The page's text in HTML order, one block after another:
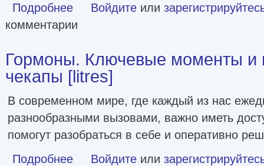
Подробнее о Анализы. Актуальные сведения по лабораторным
Войдите или
комментарии
Гормоны. Ключевые моменты и
чекапы [litres]
В современном мире, где каждый из нас
разнообразными вызовами, важно иметь
помогут разобраться в себе и оперативно
Подробнее о Гормоны. Ключевые моменты и необходимые чекапы
Войдите или